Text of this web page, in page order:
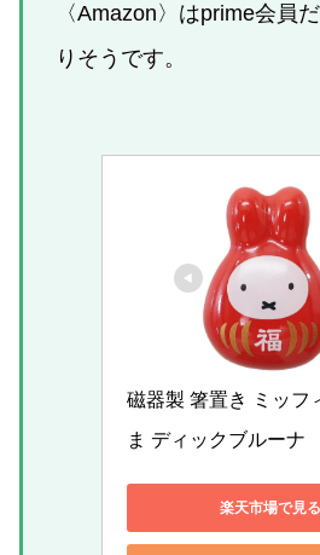
〈Amazon〉はprime会員
りそうです。
磁器製 箸置き ミッフ
ま ディックブルーナ
楽天市場で見る